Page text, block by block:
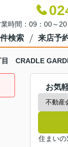
時間：09：00～
検索 来店予
目 CRADLE
お気
住まい